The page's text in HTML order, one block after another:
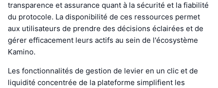
transparence et assurance quant à la sécurité et la fiabilité
du protocole. La disponibilité de ces ressources permet
aux utilisateurs de prendre des décisions éclairées et de
gérer efficacement leurs actifs au sein de l'écosystème
Kamino.
Les fonctionnalités de gestion de levier en un clic et de
liquidité concentrée de la plateforme simplifient les